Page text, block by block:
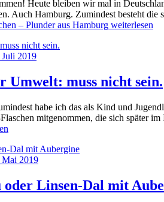
Heute bleiben wir mal in
Auch Hamburg. Zumindest besteht die
– Plunder aus Hamburg weiterlesen
Juli 2019
Umwelt: muss nicht sein.
habe ich das als Kind und
mitgenommen, die sich später
Mai 2019
oder Linsen-Dal mit